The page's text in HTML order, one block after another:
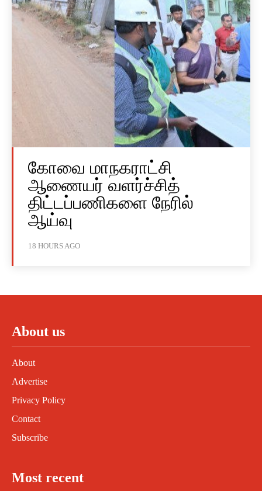
கோவை மாநகராட்சி
ஆணையர் வளர்ச்சித்
திட்டப்பணிகளை நேரில்
ஆய்வு
18 HOURS AGO
About us
About
Advertise
Privacy Policy
Contact
Subscribe
Most recent